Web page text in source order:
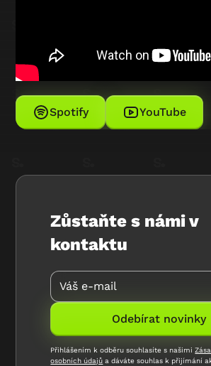
Spotify YouTube
Zůstaňte s námi v
kontaktu
Přihlášením k odběru souhlasíte s našimi
osobních údajů a dáváte souhlas k přijímání